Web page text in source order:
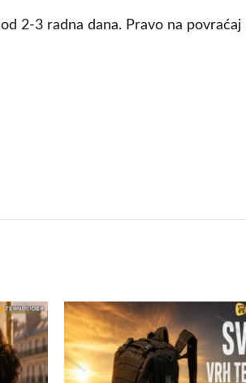
2-3 radna dana. Pravo na